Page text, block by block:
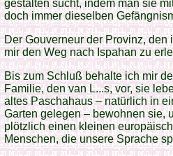
gestalten sucht, indem man sie
doch immer dieselben
Der Gouverneur der Provinz,
mir den Weg nach Ispahan zu
Bis zum Schluß behalte ich mir
Familie, den van L...s, vor, sie
altes Paschahaus – natürlich in
Garten gelegen – bewohnen sie,
plötzlich einen kleinen
Menschen, die unsere Sprache